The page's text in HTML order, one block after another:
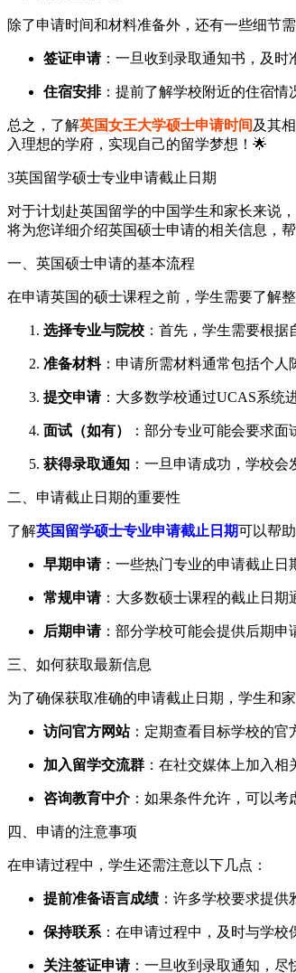
除了申请时间和材料准备外，还有一些细节需
签证申请：一旦收到录取通知书，及时
住宿安排：提前了解学校附近的住宿情
总之，了解英国女王大学硕士申请时间 及其
入理想的学府，实现自己的留学梦想！🌟
3英国留学硕士专业申请截止日期
对于计划赴英国留学的中国学生和家长来说
将为您详细介绍英国硕士申请的相关信息，
一、英国硕士申请的基本流程
在申请英国的硕士课程之前，学生需要了解
选择专业与院校 ：首先，学生需要根
准备材料：申请所需材料通常包括个人
提交申请：大多数学校通过UCAS系统
面试（如有） ：部分专业可能会要求面
获得录取通知 ：一旦申请成功，学校
二、申请截止日期的重要性
了解英国留学硕士专业申请截止日期可以帮
早期申请：一些热门专业的申请截止日
常规申请：大多数硕士课程的截止日期
后期申请：部分学校可能会提供后期申
三、如何获取最新信息
为了确保获取准确的申请截止日期，学生和
访问官方网站：定期查看目标学校的官
加入留学交流群 ：在社交媒体上加入
咨询教育中介：如果条件允许，可以考
四、申请的注意事项
在申请过程中，学生还需注意以下几点：
提前准备语言成绩：许多学校要求提供
保持联系 ：在申请过程中，及时与学
关注签证申请：一旦收到录取通知，尽